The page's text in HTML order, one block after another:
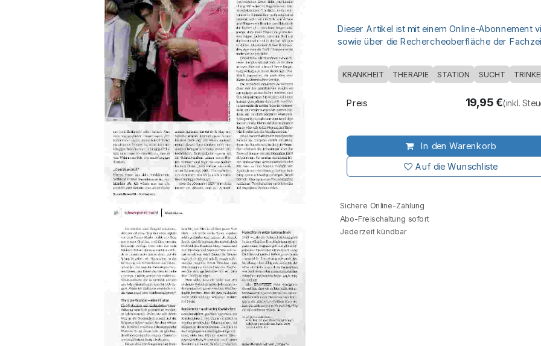
Dieser Artikel ist mit einem Online-Abonnement
sowie über die Rechercheoberfläche der
KRANKHEIT THERAPIE STATION SUCHT
In den Warenkorb
Auf die Wunschliste
Preis 19,95€(inkl.
Sichere Online-Zahlung
Abo-Freischaltung sofort
Jederzeit kündbar